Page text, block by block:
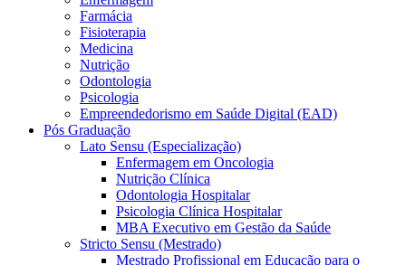
Farmácia
Fisioterapia
Medicina
Nutrição
Odontologia
Psicologia
Empreendedorismo em Saúde Digital (EAD)
Pós Graduação
Lato Sensu (Especialização)
Enfermagem em Oncologia
Nutrição Clínica
Odontologia Hospitalar
Psicologia Clínica Hospitalar
MBA Executivo em Gestão da Saúde
Stricto Sensu (Mestrado)
Mestrado Profissional em Educação para o